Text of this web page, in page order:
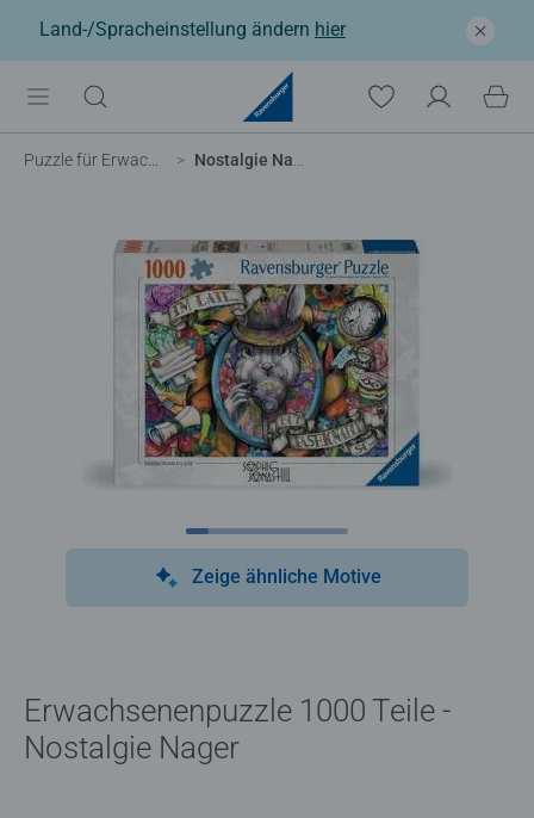
Land-/Spracheinstellung ändern hier
Puzzle für Erwachsene Nostalgie Nager
Zeige ähnliche Motive
Erwachsenenpuzzle 1000 Teile -
Nostalgie Nager